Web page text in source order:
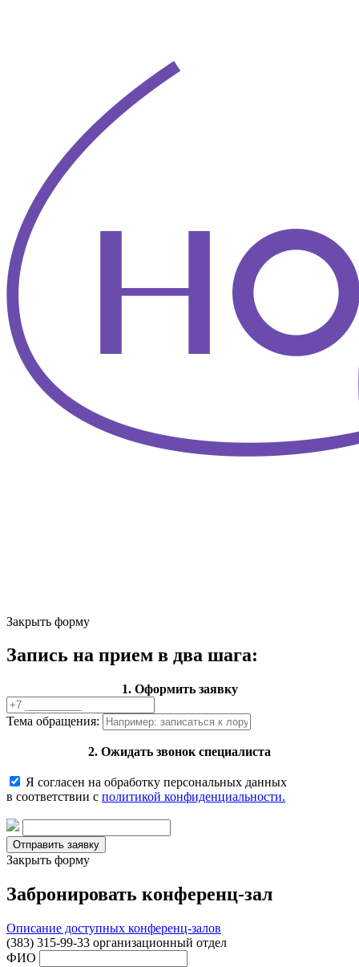
Закрыть форму
Запись на прием в два шага:
1. Оформить заявку
Тема обращения:
2. Ожидать звонок специалиста
Я согласен на обработку персональных данных
в соответствии с политикой конфиденциальности.
Закрыть форму
Забронировать конференц-зал
Описание доступных конференц-залов
(383) 315-99-33 организационный отдел
ФИО